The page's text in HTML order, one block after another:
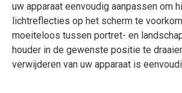
uw apparaat eenvoudig aanpassen om
lichtreflecties op het scherm te
moeiteloos tussen portret- en
houder in de gewenste positie te
verwijderen van uw apparaat is